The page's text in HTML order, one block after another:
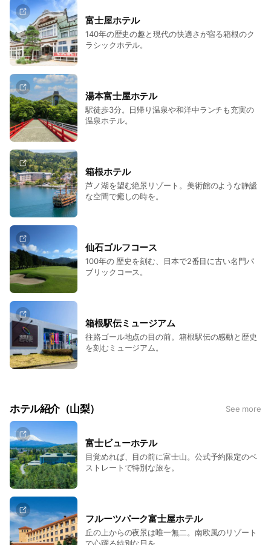
富士屋ホテル
140年の歴史の趣と現代の快適さが宿る箱根のク
ラシックホテル。
湯本富士屋ホテル
駅徒歩3分。日帰り温泉や和洋中ランチも充実の
温泉ホテル。
箱根ホテル
芦ノ湖を望む絶景リゾート。美術館のような静謐
な空間で癒しの時を。
仙石ゴルフコース
100年の 歴史を刻む、日本で2番目に古い名門パ
ブリックコース。
箱根駅伝ミュージアム
往路ゴール地点の目の前。箱根駅伝の感動と歴史
を刻むミュージアム。
ホテル紹介（山梨） See more
富士ビューホテル
目覚めれば、目の前に富士山。公式予約限定のベ
ストレートで特別な旅を。
フルーツパーク富士屋ホテル
丘の上からの夜景は唯一無二。南欧風のリゾート